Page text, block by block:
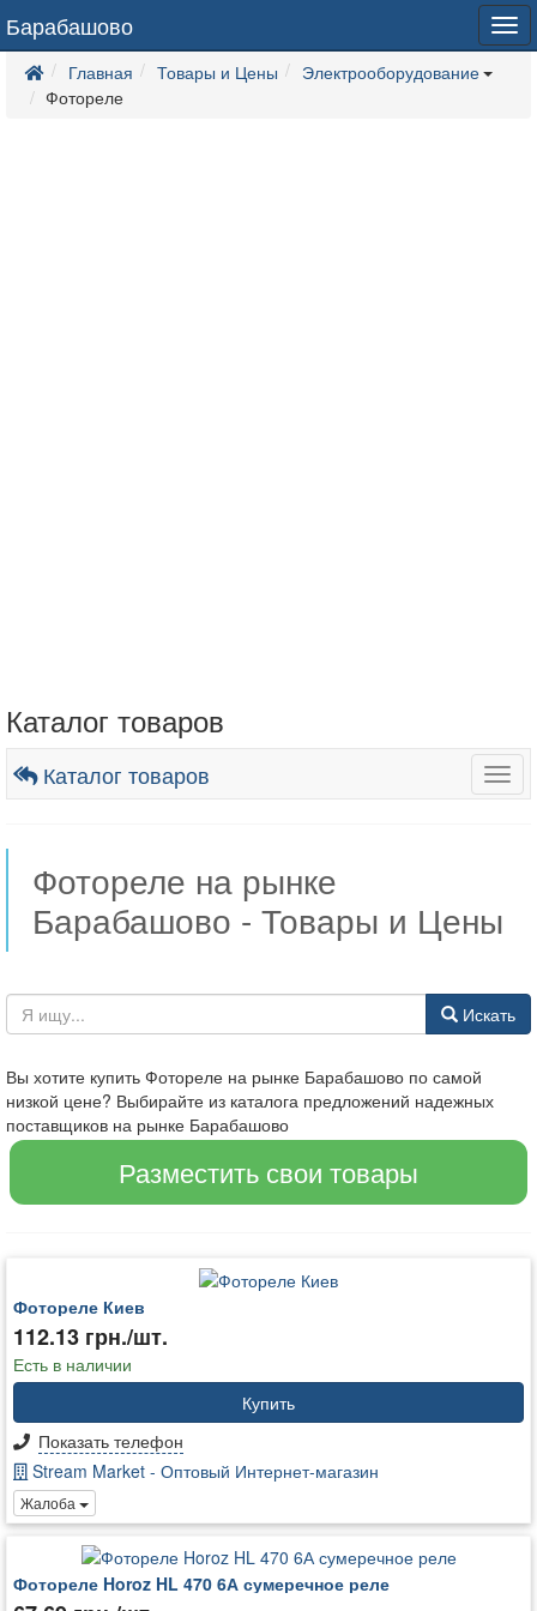
Барабашово
Главная Товары и Цены
Электрооборудование
Фотореле
Каталог товаров
Каталог товаров
Фотореле на рынке
Барабашово - Товары и Цены
Искать
Вы хотите купить Фотореле на рынке Барабашово по самой
низкой цене? Выбирайте из каталога предложений надежных
поставщиков на рынке Барабашово
Разместить свои товары
Фотореле Киев
112.13 грн./шт.
Есть в наличии
Купить
Показать телефон
Stream Market - Оптовый Интернет-магазин
Жалоба
Фотореле Horoz HL 470 6А сумеречное реле